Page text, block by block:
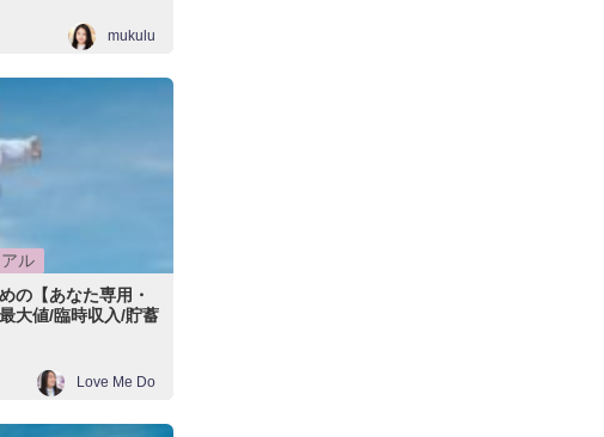
mukulu
ル
の【あなた専用・
大値/臨時収入/貯蓄
Love Me Do